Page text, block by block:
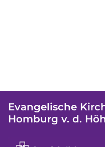
Evangelische
Homburg v. d.